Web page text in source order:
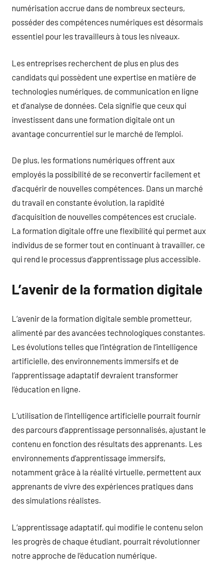
numérisation accrue dans de nombreux secteurs,
posséder des compétences numériques est désormais
essentiel pour les travailleurs à tous les niveaux.
Les entreprises recherchent de plus en plus des
candidats qui possèdent une expertise en matière de
technologies numériques, de communication en ligne
et d’analyse de données. Cela signifie que ceux qui
investissent dans une formation digitale ont un
avantage concurrentiel sur le marché de l’emploi.
De plus, les formations numériques offrent aux
employés la possibilité de se reconvertir facilement et
d’acquérir de nouvelles compétences. Dans un marché
du travail en constante évolution, la rapidité
d’acquisition de nouvelles compétences est cruciale.
La formation digitale offre une flexibilité qui permet aux
individus de se former tout en continuant à travailler, ce
qui rend le processus d’apprentissage plus accessible.
L’avenir de la formation digitale
L’avenir de la formation digitale semble prometteur,
alimenté par des avancées technologiques constantes.
Les évolutions telles que l’intégration de l’intelligence
artificielle, des environnements immersifs et de
l’apprentissage adaptatif devraient transformer
l’éducation en ligne.
L’utilisation de l’intelligence artificielle pourrait fournir
des parcours d’apprentissage personnalisés, ajustant le
contenu en fonction des résultats des apprenants. Les
environnements d’apprentissage immersifs,
notamment grâce à la réalité virtuelle, permettent aux
apprenants de vivre des expériences pratiques dans
des simulations réalistes.
L’apprentissage adaptatif, qui modifie le contenu selon
les progrès de chaque étudiant, pourrait révolutionner
notre approche de l’éducation numérique.